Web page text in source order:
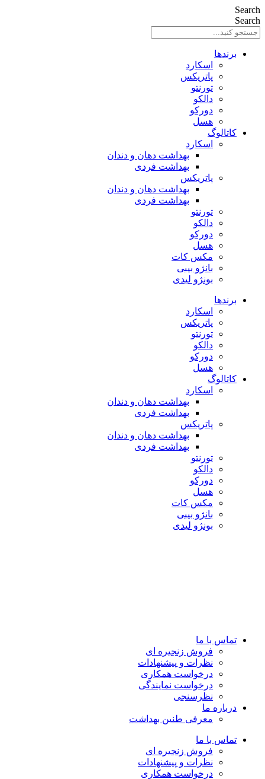
Search
Search
برندها
اسکارد
پاتریکس
تورنتو
دالکو
دورکو
هسل
کاتالوگ
اسکارد
بهداشت دهان و دندان
بهداشت فردی
پاتریکس
بهداشت دهان و دندان
بهداشت فردی
تورنتو
دالکو
دورکو
هسل
مکس کات
بانژو بیبی
بونژو لیدی
برندها
اسکارد
پاتریکس
تورنتو
دالکو
دورکو
هسل
کاتالوگ
اسکارد
بهداشت دهان و دندان
بهداشت فردی
پاتریکس
بهداشت دهان و دندان
بهداشت فردی
تورنتو
دالکو
دورکو
هسل
مکس کات
بانژو بیبی
بونژو لیدی
تماس با ما
فروش زنجیره ای
نظرات و پیشنهادات
درخواست همکاری
درخواست نمایندگی
نظرسنجی
درباره ما
معرفی طنین بهداشت
تماس با ما
فروش زنجیره ای
نظرات و پیشنهادات
درخواست همکاری